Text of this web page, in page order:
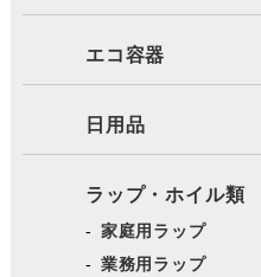
エコ容器
日用品
ラップ・ホイル類
家庭用ラップ
業務用ラップ